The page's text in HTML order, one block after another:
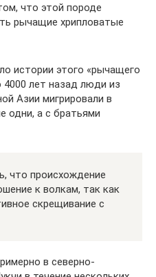
что этой породе
рычащие хрипловатые
истории этого «рычащего
лет назад люди из
Азии мигрировали в
одни, а с братьями
что происхождение
к волкам, так как
скрещивание с
в северно-